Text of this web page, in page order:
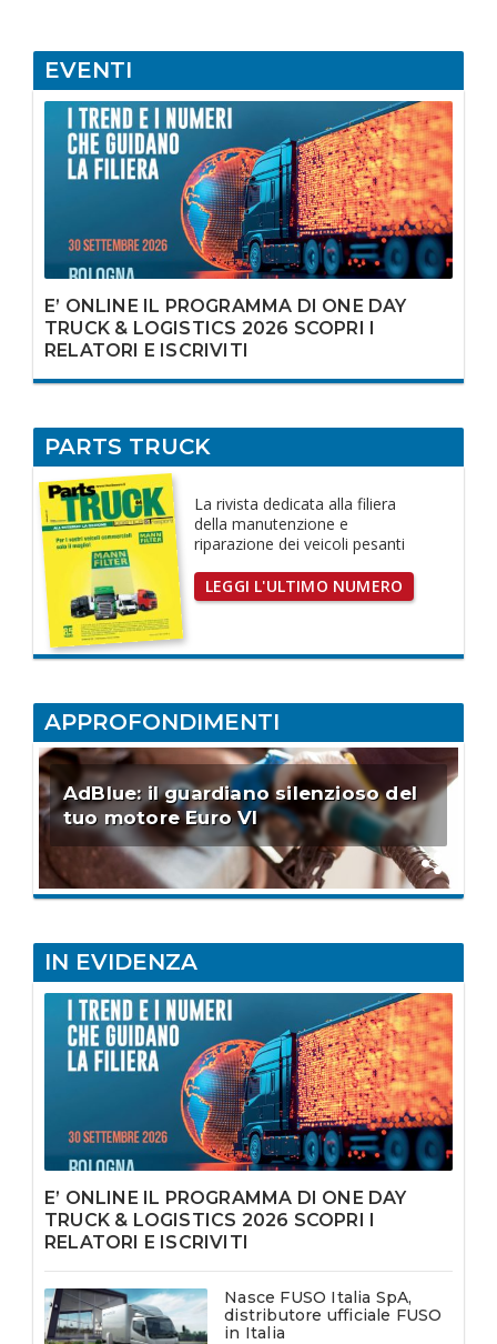
EVENTI
E’ ONLINE IL PROGRAMMA DI ONE DAY
TRUCK & LOGISTICS 2026 SCOPRI I
RELATORI E ISCRIVITI
PARTS TRUCK
La rivista dedicata alla filiera
della manutenzione e
riparazione dei veicoli pesanti
LEGGI L'ULTIMO NUMERO
APPROFONDIMENTI
AdBlue: il guardiano silenzioso del
tuo motore Euro VI
IN EVIDENZA
E’ ONLINE IL PROGRAMMA DI ONE DAY
TRUCK & LOGISTICS 2026 SCOPRI I
RELATORI E ISCRIVITI
Nasce FUSO Italia SpA,
distributore ufficiale FUSO
in Italia